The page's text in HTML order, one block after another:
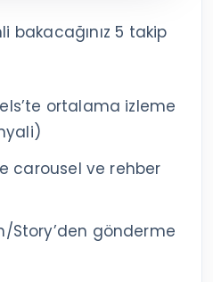
bakacağınız 5 takip
ortalama izleme
carousel ve rehber
Story’den gönderme